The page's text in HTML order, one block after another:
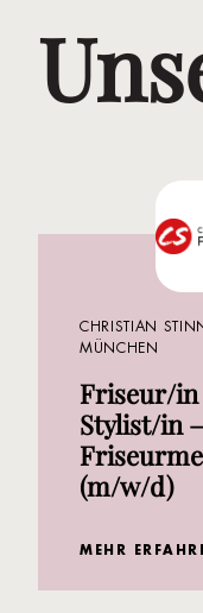
CHRISTIAN
MÜNCHEN
Friseur/
Stylist/in –
(m/w/d)
MEHR